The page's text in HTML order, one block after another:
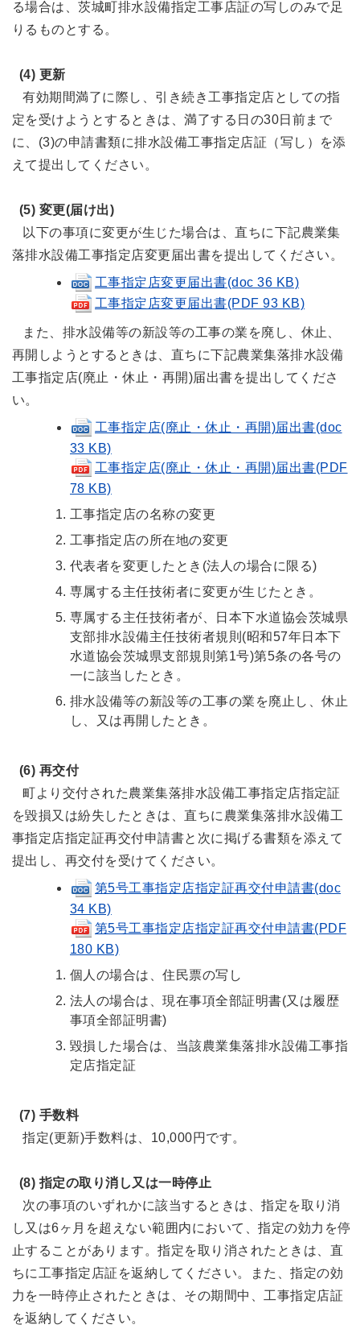
る場合は、茨城町排水設備指定工事店証の写しのみで足
りるものとする。
(4) 更新
有効期間満了に際し、引き続き工事指定店としての指
定を受けようとするときは、満了する日の30日前まで
に、(3)の申請書類に排水設備工事指定店証（写し）を添
えて提出してください。
(5) 変更(届け出)
以下の事項に変更が生じた場合は、直ちに下記農業集
落排水設備工事指定店変更届出書を提出してください。
工事指定店変更届出書(doc 36 KB)
工事指定店変更届出書(PDF 93 KB)
また、排水設備等の新設等の工事の業を廃し、休止、
再開しようとするときは、直ちに下記農業集落排水設備
工事指定店(廃止・休止・再開)届出書を提出してくださ
い。
工事指定店(廃止・休止・再開)届出書(doc
33 KB)
工事指定店(廃止・休止・再開)届出書(PDF
78 KB)
工事指定店の名称の変更
工事指定店の所在地の変更
代表者を変更したとき(法人の場合に限る)
専属する主任技術者に変更が生じたとき。
専属する主任技術者が、日本下水道協会茨城県
支部排水設備主任技術者規則(昭和57年日本下
水道協会茨城県支部規則第1号)第5条の各号の
一に該当したとき。
排水設備等の新設等の工事の業を廃止し、休止
し、又は再開したとき。
(6) 再交付
町より交付された農業集落排水設備工事指定店指定証
を毀損又は紛失したときは、直ちに農業集落排水設備工
事指定店指定証再交付申請書と次に掲げる書類を添えて
提出し、再交付を受けてください。
第5号工事指定店指定証再交付申請書(doc
34 KB)
第5号工事指定店指定証再交付申請書(PDF
180 KB)
個人の場合は、住民票の写し
法人の場合は、現在事項全部証明書(又は履歴
事項全部証明書)
毀損した場合は、当該農業集落排水設備工事指
定店指定証
(7) 手数料
指定(更新)手数料は、10,000円です。
(8) 指定の取り消し又は一時停止
次の事項のいずれかに該当するときは、指定を取り消
し又は6ヶ月を超えない範囲内において、指定の効力を停
止することがあります。指定を取り消されたときは、直
ちに工事指定店証を返納してください。また、指定の効
力を一時停止されたときは、その期間中、工事指定店証
を返納してください。